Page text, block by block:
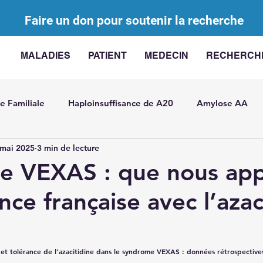
Faire un don pour soutenir la recherche
MALADIES PATIENT MEDECIN
Familiale Haploinsuffisance de A20 Amylose AA
charge des MAI
MAI avec élévation IL-18 Mutations somatiques
VEXAS : que nous
française avec
2025 3 min de lecture
tolérance de l’azacitidine dans le syndrome VEXAS : données